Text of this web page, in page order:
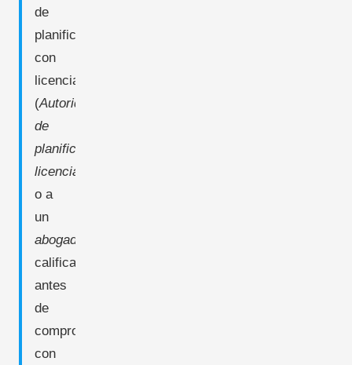
de
planificación
con
licencia
(Autoridad
de
planificación
licenciada
o a
un
abogado
calificado
antes
de
comprometerse
con